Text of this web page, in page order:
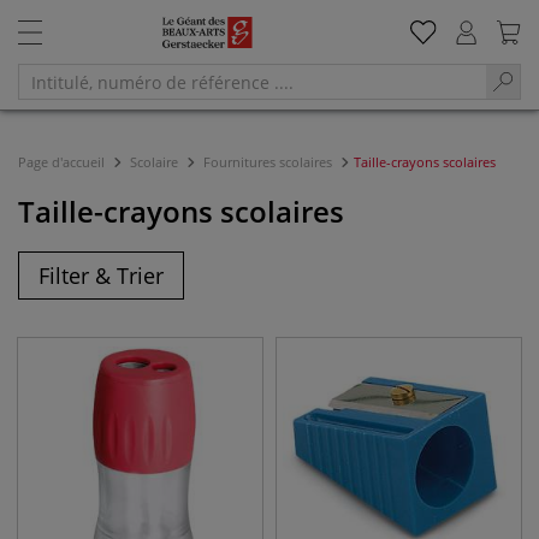
Page d'accueil Scolaire Fournitures scolaires Taille-crayons scolaires
Taille-crayons scolaires
Filter & Trier